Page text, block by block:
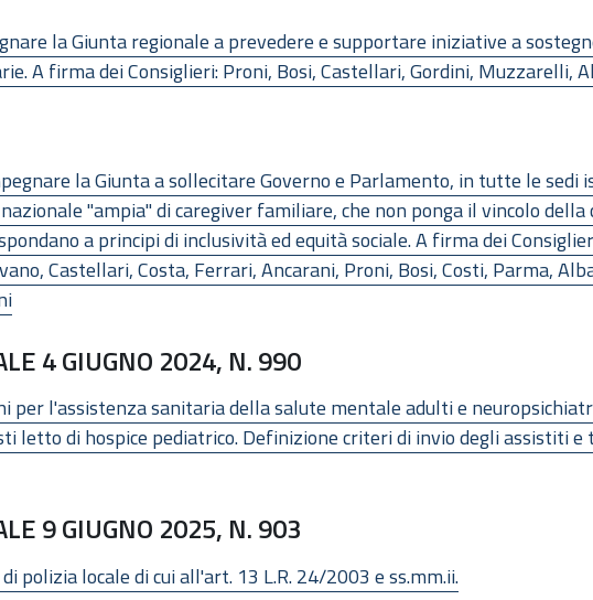
la Giunta regionale a prevedere e supportare iniziative a
A firma dei Consiglieri: Proni, Bosi, Castellari, Gordini, Muzzarelli,
la Giunta a sollecitare Governo e Parlamento, in tutte le sedi
"ampia" di caregiver familiare, che non ponga il vincolo della
a principi di inclusività ed equità sociale. A firma dei
Castellari, Costa, Ferrari, Ancarani, Proni, Bosi, Costi, Parma,
4 GIUGNO 2024, N. 990
l'assistenza sanitaria della salute mentale adulti e
letto di hospice pediatrico. Definizione criteri di invio degli assistiti
9 GIUGNO 2025, N. 903
polizia locale di cui all'art. 13 L.R. 24/2003 e ss.mm.ii.